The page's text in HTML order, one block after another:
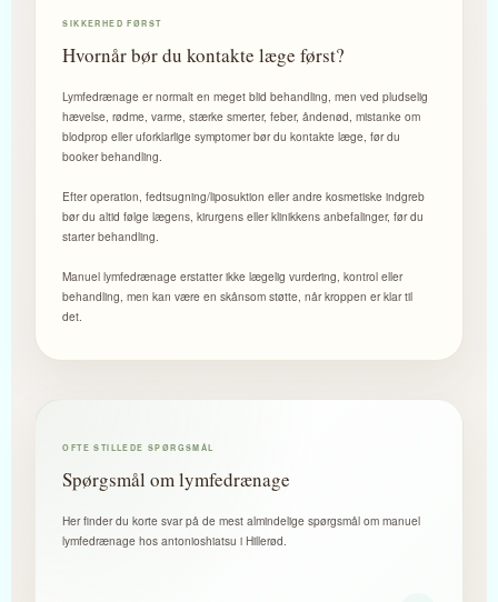
SIKKERHED FØRST
Hvornår bør du kontakte læge først?
Lymfedrænage er normalt en meget blid behandling, men ved pludselig
hævelse, rødme, varme, stærke smerter, feber, åndenød, mistanke om
blodprop eller uforklarlige symptomer bør du kontakte læge, før du
booker behandling.
Efter operation, fedtsugning/liposuktion eller andre kosmetiske indgreb
bør du altid følge lægens, kirurgens eller klinikkens anbefalinger, før du
starter behandling.
Manuel lymfedrænage erstatter ikke lægelig vurdering, kontrol eller
behandling, men kan være en skånsom støtte, når kroppen er klar til
det.
OFTE STILLEDE SPØRGSMÅL
Spørgsmål om lymfedrænage
Her finder du korte svar på de mest almindelige spørgsmål om manuel
lymfedrænage hos antonioshiatsu i Hillerød.